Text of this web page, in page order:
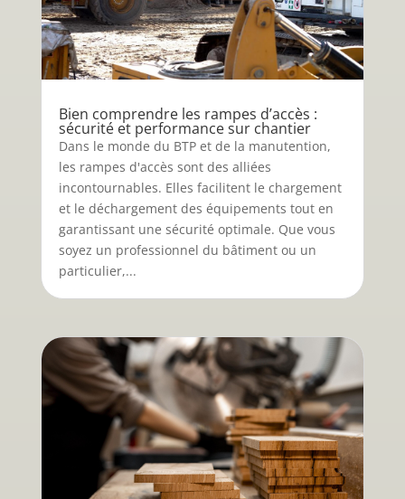
Bien comprendre les rampes d’accès :
sécurité et performance sur chantier
Dans le monde du BTP et de la manutention,
les rampes d'accès sont des alliées
incontournables. Elles facilitent le chargement
et le déchargement des équipements tout en
garantissant une sécurité optimale. Que vous
soyez un professionnel du bâtiment ou un
particulier,...